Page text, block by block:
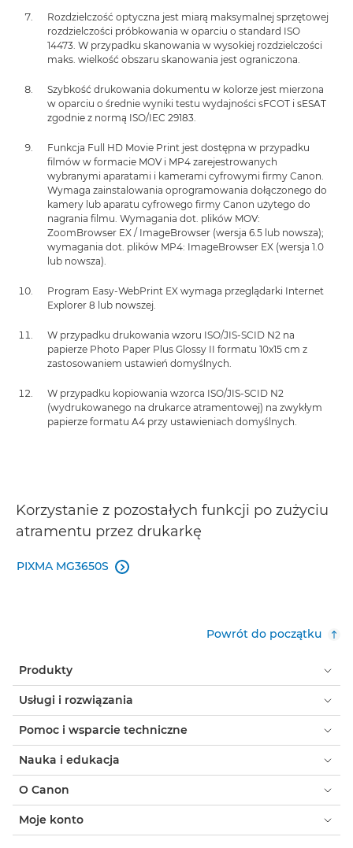
Rozdzielczość optyczna jest miarą maksymalnej sprzętowej
rozdzielczości próbkowania w oparciu o standard ISO
14473. W przypadku skanowania w wysokiej rozdzielczości
maks. wielkość obszaru skanowania jest ograniczona.
Szybkość drukowania dokumentu w kolorze jest mierzona
w oparciu o średnie wyniki testu wydajności sFCOT i sESAT
zgodnie z normą ISO/IEC 29183.
Funkcja Full HD Movie Print jest dostępna w przypadku
filmów w formacie MOV i MP4 zarejestrowanych
wybranymi aparatami i kamerami cyfrowymi firmy Canon.
Wymaga zainstalowania oprogramowania dołączonego do
kamery lub aparatu cyfrowego firmy Canon użytego do
nagrania filmu. Wymagania dot. plików MOV:
ZoomBrowser EX / ImageBrowser (wersja 6.5 lub nowsza);
wymagania dot. plików MP4: ImageBrowser EX (wersja 1.0
lub nowsza).
Program Easy-WebPrint EX wymaga przeglądarki Internet
Explorer 8 lub nowszej.
W przypadku drukowania wzoru ISO/JIS-SCID N2 na
papierze Photo Paper Plus Glossy II formatu 10x15 cm z
zastosowaniem ustawień domyślnych.
W przypadku kopiowania wzorca ISO/JIS-SCID N2
(wydrukowanego na drukarce atramentowej) na zwykłym
papierze formatu A4 przy ustawieniach domyślnych.
Korzystanie z pozostałych funkcji po zużyciu
atramentu przez drukarkę
PIXMA MG3650S 
Powrót do początku
Produkty
Usługi i rozwiązania
Pomoc i wsparcie techniczne
Nauka i edukacja
O Canon
Moje konto